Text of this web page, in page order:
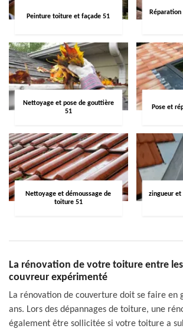
Peinture toiture et façade 51
Nettoyage et pose de gouttière
51
Pose et
Nettoyage et démoussage de
toiture 51
zingueur
La rénovation de votre toiture entre
couvreur expérimenté
La rénovation de couverture doit se faire en
ans. Lors des dépannages de toiture, une
également être sollicitée si votre toiture a